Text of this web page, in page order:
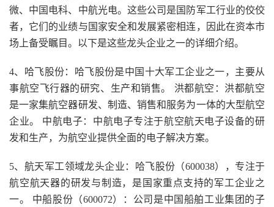
微、中国电科、中航光电。这些公司是国防军工行业的佼佼
者，它们的业绩与国家安全和发展紧密相连，因此在资本市
场上备受瞩目。以下是这些龙头企业之一的详细介绍。
4、哈飞股份：哈飞股份是中国十大军工企业之一，主要从
事航空飞行器的研究、生产和销售。 洪都航空：洪都航空
是一家集航空器研发、制造、销售和服务为一体的大型航空
企业。 中航电子：中航电子专注于航空航天电子设备的研
发和生产，为航空业提供全面的电子解决方案。
5、航天军工领域龙头企业：哈飞股份（600038），专注于
航空航天器的研发与制造，是国家重点支持的军工企业之
一。 中船股份（600072）：公司是中国船舶工业集团的子